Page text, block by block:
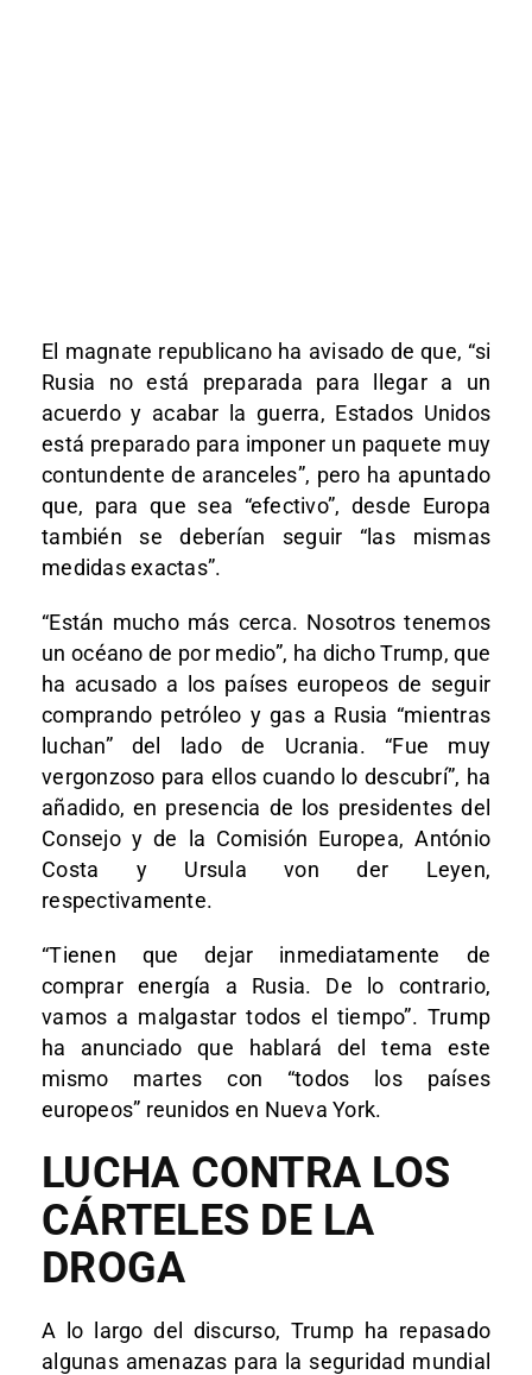
El magnate republicano ha avisado de que, “si
Rusia no está preparada para llegar a un
acuerdo y acabar la guerra, Estados Unidos
está preparado para imponer un paquete muy
contundente de aranceles”, pero ha apuntado
que, para que sea “efectivo”, desde Europa
también se deberían seguir “las mismas
medidas exactas”.
“Están mucho más cerca. Nosotros tenemos
un océano de por medio”, ha dicho Trump, que
ha acusado a los países europeos de seguir
comprando petróleo y gas a Rusia “mientras
luchan” del lado de Ucrania. “Fue muy
vergonzoso para ellos cuando lo descubrí”, ha
añadido, en presencia de los presidentes del
Consejo y de la Comisión Europea, António
Costa y Ursula von der Leyen,
respectivamente.
“Tienen que dejar inmediatamente de
comprar energía a Rusia. De lo contrario,
vamos a malgastar todos el tiempo”. Trump
ha anunciado que hablará del tema este
mismo martes con “todos los países
europeos” reunidos en Nueva York.
LUCHA CONTRA LOS
CÁRTELES DE LA
DROGA
A lo largo del discurso, Trump ha repasado
algunas amenazas para la seguridad mundial